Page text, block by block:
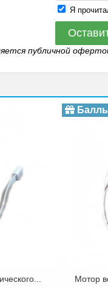
Я
публичной
Мотор